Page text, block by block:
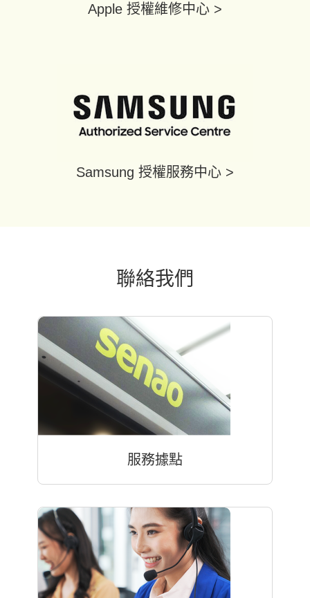
Apple 授權維修中心 >
Samsung 授權服務中心 >
聯絡我們
服務據點